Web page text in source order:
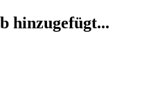
hinzugefügt...